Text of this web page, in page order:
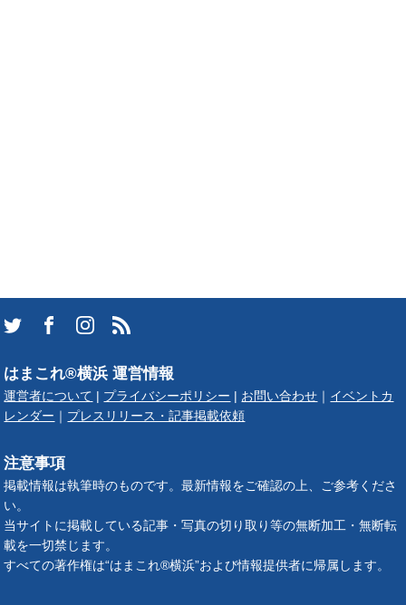
はまこれ®横浜 運営情報
運営者について プライバシーポリシー お問い合わせ
イベントカ
レンダー
プレスリリース・記事掲載依頼
注意事項
掲載情報は執筆時のものです。最新情報をご確認の上、ご参考くださ
い。
当サイトに掲載している記事・写真の切り取り等の無断加工・無断転
載を一切禁じます。
すべての著作権は“はまこれ®横浜”および情報提供者に帰属します。